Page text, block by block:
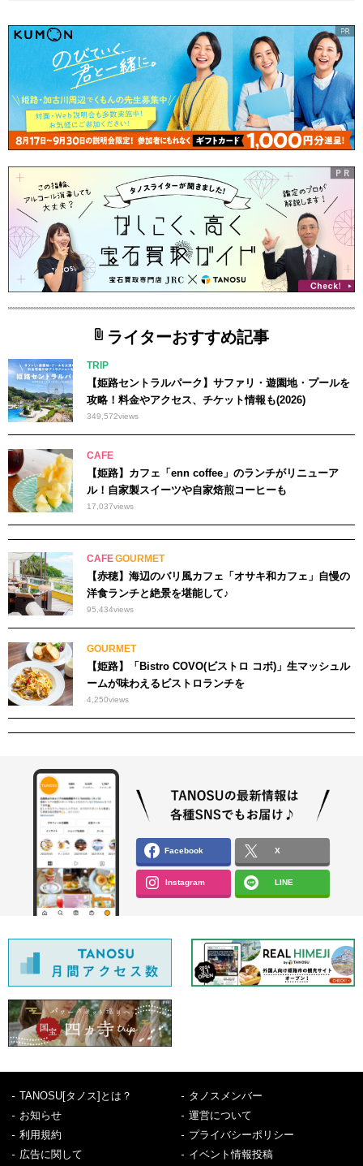
ライターおすすめ記事
TRIP
【姫路セントラルパーク】サファリ・遊園地・プールを
攻略！料金やアクセス、チケット情報も(2026)
349,572views
CAFE
【姫路】カフェ「enn coffee」のランチがリニューア
ル！自家製スイーツや自家焙煎コーヒーも
17,037views
CAFEGOURMET
【赤穂】海辺のバリ風カフェ「オサキ和カフェ」自慢の
洋食ランチと絶景を堪能して♪
95,434views
GOURMET
【姫路】「Bistro COVO(ビストロ コボ)」生マッシュル
ームが味わえるビストロランチを
4,250views
Facebook X
Instagram LINE
TANOSU[タノス]とは？
タノスメンバー
お知らせ
運営について
利用規約
プライバシーポリシー
広告に関して
イベント情報投稿